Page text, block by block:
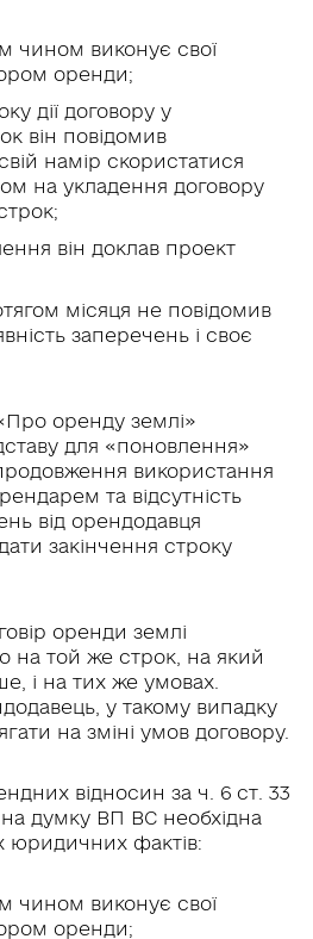
чином виконує свої
оренди;
дії договору у
він повідомив
намір скористатися
на укладення договору
він доклав проект
місяця не повідомив
заперечень і своє
оренду землі»
для «поновлення»
використання
та відсутність
від орендодавця
закінчення строку
оренди землі
на той же строк, на який
і на тих же умовах.
у такому випадку
на зміні умов договору.
відносин за ч. 6 ст. 33
на думку ВП ВС необхідна
юридичних фактів:
чином виконує свої
оренди;